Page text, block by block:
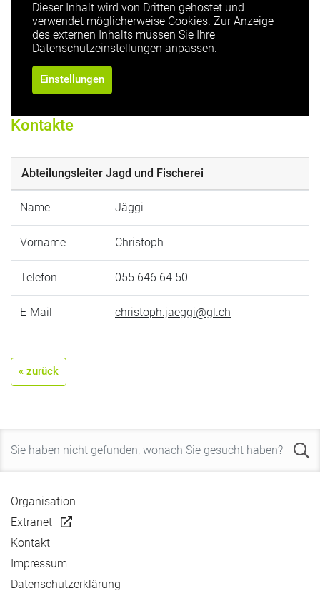
Dieser Inhalt wird von Dritten gehostet und
verwendet möglicherweise Cookies. Zur Anzeige
des externen Inhalts müssen Sie Ihre
Datenschutzeinstellungen anpassen.
Einstellungen
Kontakte
Abteilungsleiter Jagd und Fischerei
Name Jäggi
Vorname Christoph
Telefon 055 646 64 50
E-Mail christoph.jaeggi@gl.ch
« zurück
Organisation
Extranet
Kontakt
Impressum
Datenschutzerklärung